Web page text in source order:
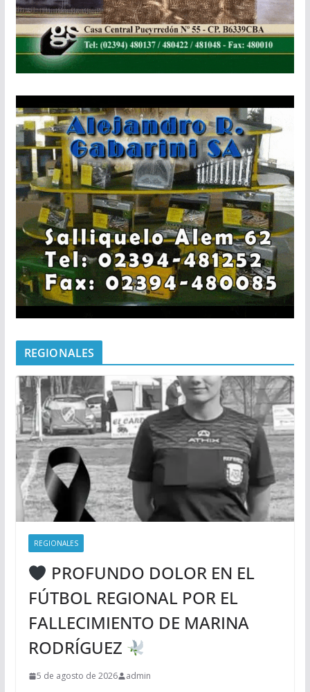
REGIONALES
REGIONALES
PROFUNDO DOLOR EN EL
FÚTBOL REGIONAL POR EL
FALLECIMIENTO DE MARINA
RODRÍGUEZ
5 de agosto de 2026 admin